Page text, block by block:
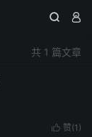
 
共 1 篇文章
 赞(1 )